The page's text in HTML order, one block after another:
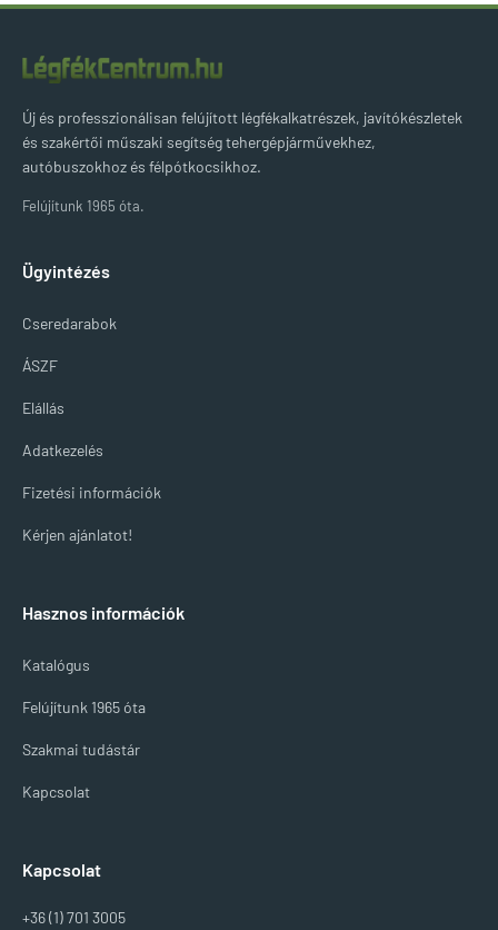
Új és professzionálisan felújított légfékalkatrészek, javítókészletek
és szakértői műszaki segítség tehergépjárművekhez,
autóbuszokhoz és félpótkocsikhoz.
Felújítunk 1965 óta.
Ügyintézés
Cseredarabok
ÁSZF
Elállás
Adatkezelés
Fizetési információk
Kérjen ajánlatot!
Hasznos információk
Katalógus
Felújítunk 1965 óta
Szakmai tudástár
Kapcsolat
Kapcsolat
+36 (1) 701 3005